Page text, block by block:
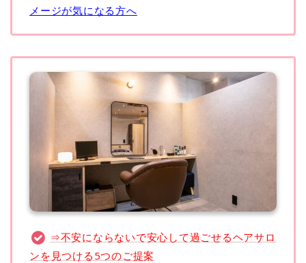
メージが気になる方へ
⇒不安にならないで安心して過ごせるヘアサロ
ンを見つける5つのご提案